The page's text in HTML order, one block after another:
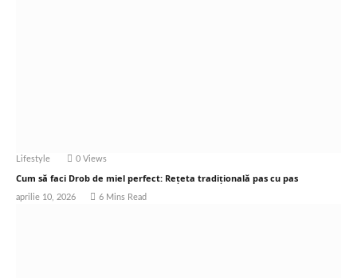
Lifestyle 0 Views
Cum să faci Drob de miel perfect: Rețeta tradițională pas cu pas
aprilie 10, 2026 6 Mins Read